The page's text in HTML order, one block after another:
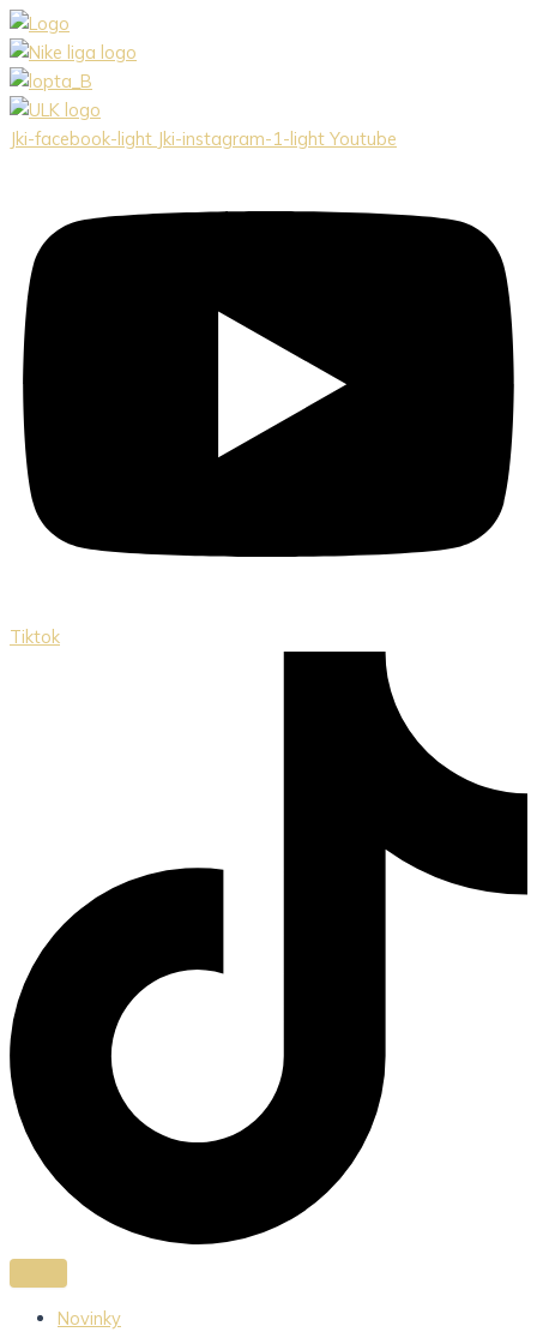
Preskočiť
na
obsah
Jki-facebook-light Jki-instagram-1-light Youtube
Tiktok
Novinky